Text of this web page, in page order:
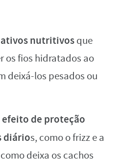
ativos nutritivosque
os fios hidratados ao
deixá-los pesados ou
efeito de proteção
diários, como o frizz e a
deixa os cachos